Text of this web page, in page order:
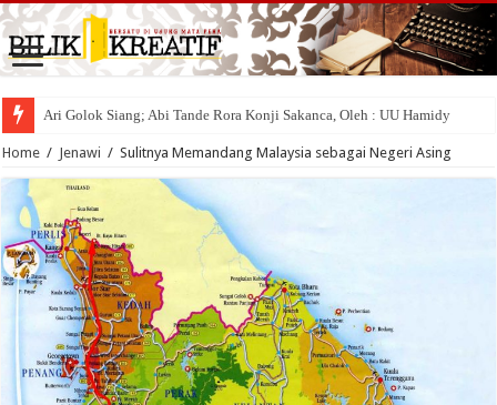
Ari Golok Siang; Abi Tande Rora Konji Sakanca, Oleh : UU Hamidy
Home / Jenawi / Sulitnya Memandang Malaysia sebagai Negeri Asing